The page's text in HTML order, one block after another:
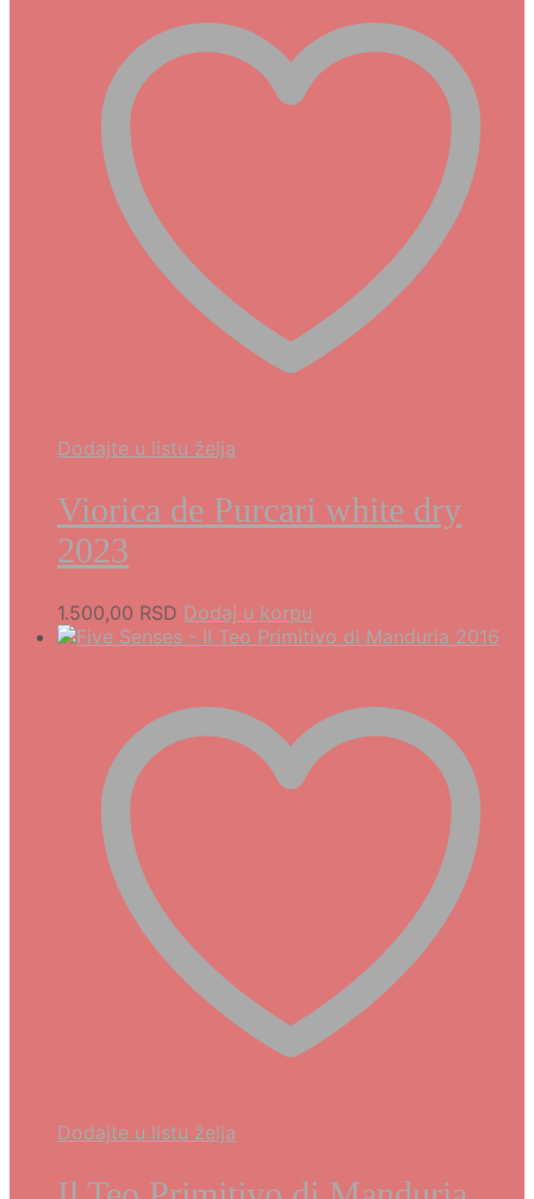
Dodajte u listu želja
Viorica de Purcari white dry
2023
1.500,00 RSD Dodaj u korpu
Dodajte u listu želja